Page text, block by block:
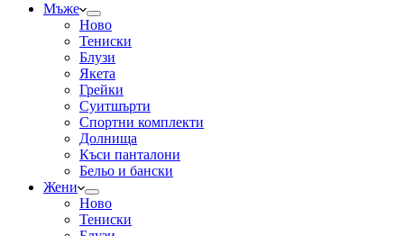
Мъже
Ново
Тениски
Блузи
Якета
Грейки
Суитшърти
Спортни комплекти
Долнища
Къси панталони
Бельо и бански
Жени
Ново
Тениски